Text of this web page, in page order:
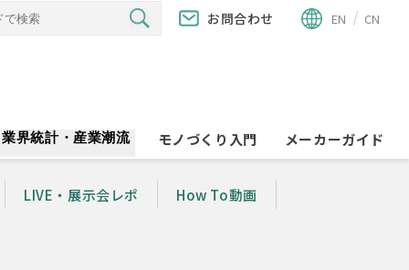
お問合わせ EN CN
業界統計・産業潮流 モノづくり入門 メーカーガイド
LIVE・展示会レポ How To動画